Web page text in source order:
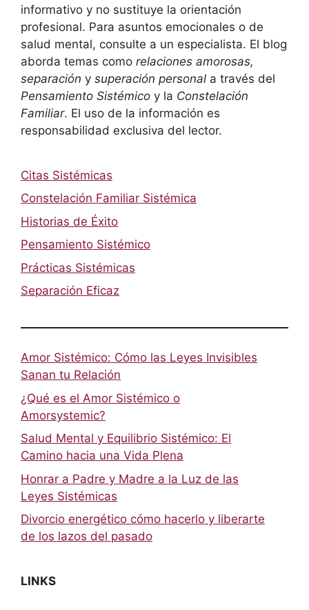
informativo y no sustituye la orientación
profesional. Para asuntos emocionales o de
salud mental, consulte a un especialista. El blog
aborda temas como relaciones amorosas,
separación y superación personal a través del
Pensamiento Sistémico y la Constelación
Familiar. El uso de la información es
responsabilidad exclusiva del lector.
Citas Sistémicas
Constelación Familiar Sistémica
Historias de Éxito
Pensamiento Sistémico
Prácticas Sistémicas
Separación Eficaz
Amor Sistémico: Cómo las Leyes Invisibles
Sanan tu Relación
¿Qué es el Amor Sistémico o
Amorsystemic?
Salud Mental y Equilibrio Sistémico: El
Camino hacia una Vida Plena
Honrar a Padre y Madre a la Luz de las
Leyes Sistémicas
Divorcio energético cómo hacerlo y liberarte
de los lazos del pasado
LINKS